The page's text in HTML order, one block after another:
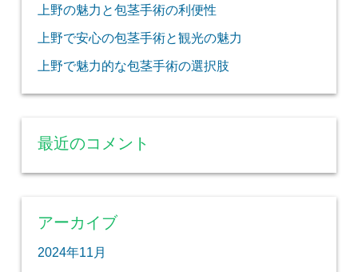
上野の魅力と包茎手術の利便性
上野で安心の包茎手術と観光の魅力
上野で魅力的な包茎手術の選択肢
最近のコメント
アーカイブ
2024年11月